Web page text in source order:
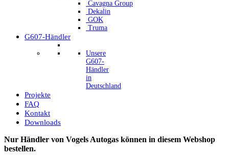
Cavagna Group
Dekalin
GOK
Truma
G607-Händler
Unsere
G607-
Händler
in
Deutschland
Projekte
FAQ
Kontakt
Downloads
Nur Händler von Vogels Autogas können in diesem Webshop
bestellen.